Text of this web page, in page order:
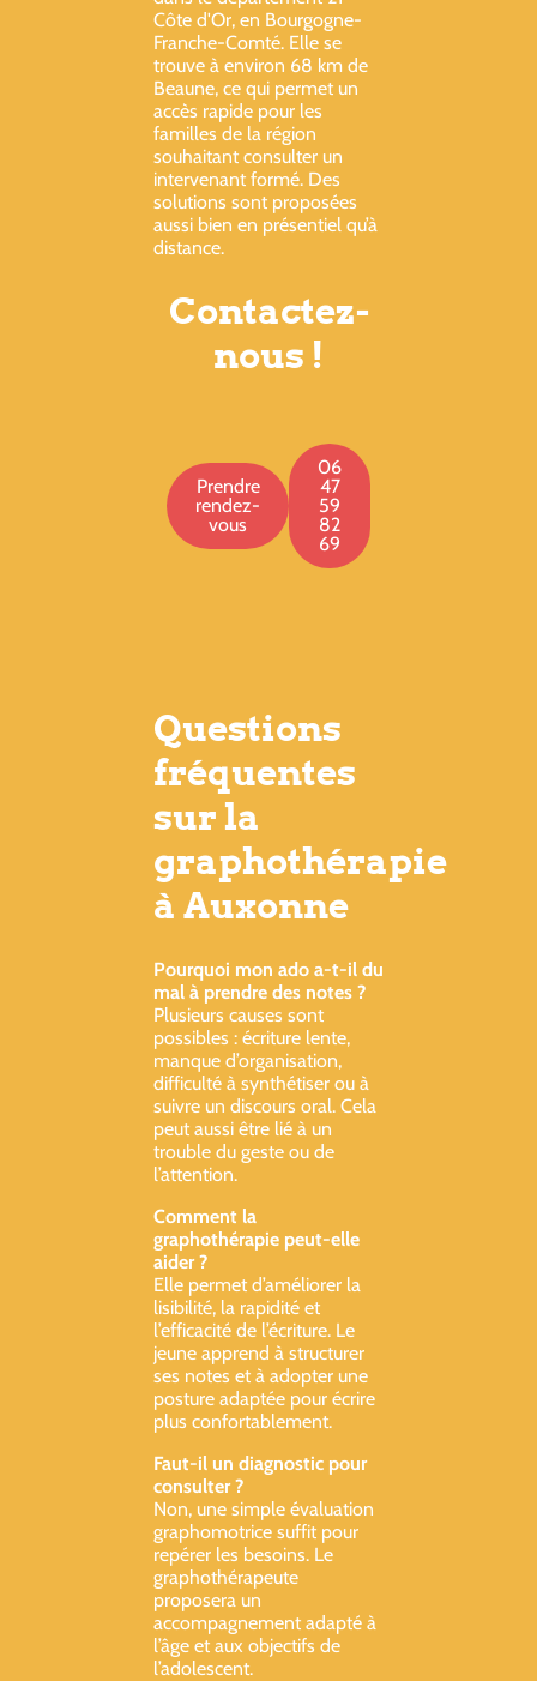
Côte d'Or, en Bourgogne-
Franche-Comté. Elle se
trouve à environ 68 km de
Beaune, ce qui permet un
accès rapide pour les
familles de la région
souhaitant consulter un
intervenant formé. Des
solutions sont proposées
aussi bien en présentiel qu’à
distance.
Contactez-
nous !
Prendre
rendez-
vous
06
47
59
82
69
Questions
fréquentes
sur la
graphothérapie
à Auxonne
Pourquoi mon ado a-t-il du
mal à prendre des notes ?
Plusieurs causes sont
possibles : écriture lente,
manque d’organisation,
difficulté à synthétiser ou à
suivre un discours oral. Cela
peut aussi être lié à un
trouble du geste ou de
l’attention.
Comment la
graphothérapie peut-elle
aider ?
Elle permet d’améliorer la
lisibilité, la rapidité et
l’efficacité de l’écriture. Le
jeune apprend à structurer
ses notes et à adopter une
posture adaptée pour écrire
plus confortablement.
Faut-il un diagnostic pour
consulter ?
Non, une simple évaluation
graphomotrice suffit pour
repérer les besoins. Le
graphothérapeute
proposera un
accompagnement adapté à
l’âge et aux objectifs de
l’adolescent.